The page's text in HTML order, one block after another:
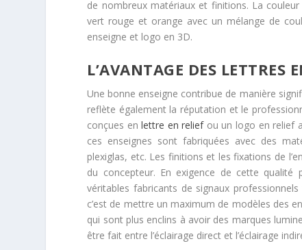
de nombreux matériaux et finitions. La
vert rouge et orange avec un mélange de
enseigne et logo en 3D.
L’AVANTAGE DES LETTRES
Une bonne enseigne contribue de manière
reflète également la réputation et le
conçues enlettre en reliefou un logo en relief
ces enseignes sont fabriquées avec des
plexiglas, etc. Les finitions et les fixations de
du concepteur. En exigence de cette
véritables fabricants de signaux
c’est de mettre un maximum de modèles des
qui sont plus enclins à avoir des marques
être fait entre l’éclairage direct et l’éclairage